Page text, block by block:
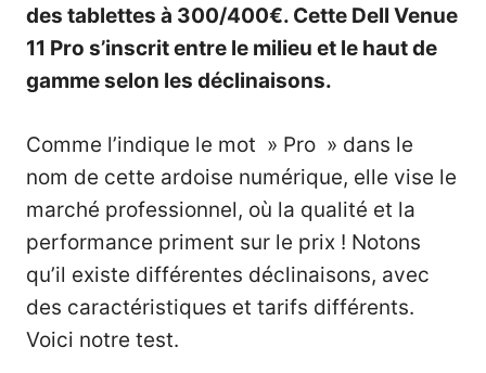
des tablettes à 300/400€. Cette Dell Venue
11 Pro s’inscrit entre le milieu et le haut de
gamme selon les déclinaisons.
Comme l’indique le mot » Pro » dans le
nom de cette ardoise numérique, elle vise le
marché professionnel, où la qualité et la
performance priment sur le prix ! Notons
qu’il existe différentes déclinaisons, avec
des caractéristiques et tarifs différents.
Voici notre test.